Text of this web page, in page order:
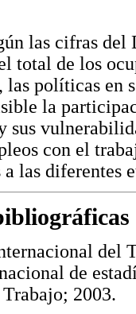
las cifras
total de los
políticas en
la
sus
con el
a las diferentes
del
de
Trabajo;